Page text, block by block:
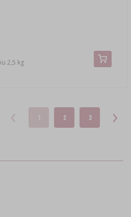
2,5 kg
1 2 3